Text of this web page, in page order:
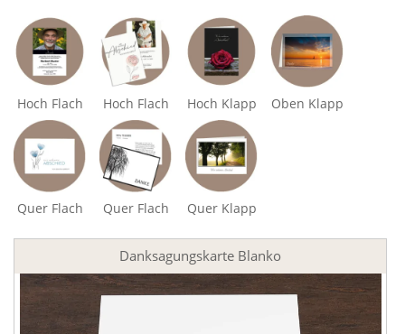
Hoch Flach Hoch Flach Hoch Klapp Oben Klapp
Quer Flach Quer Flach Quer Klapp
Danksagungskarte Blanko